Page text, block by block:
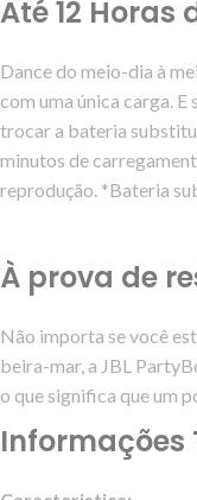
Até 12 Horas
Dance do meio-dia à
com uma única carga. E
trocar a bateria
minutos de
reprodução. *Bateria
À prova de
Não importa se você
beira-mar, a JBL
o que significa que um
Informações